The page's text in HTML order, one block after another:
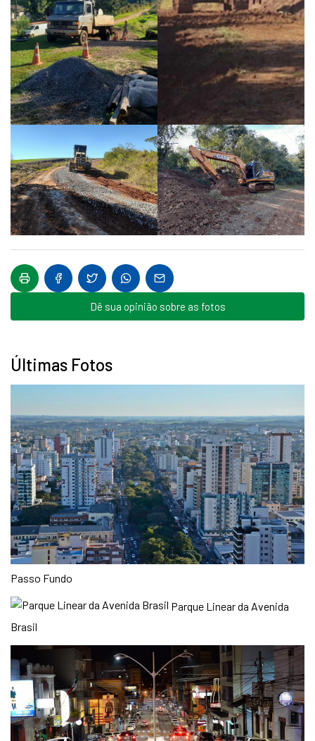
Dê sua opinião sobre as fotos
Últimas Fotos
Passo Fundo
Parque Linear da Avenida
Brasil